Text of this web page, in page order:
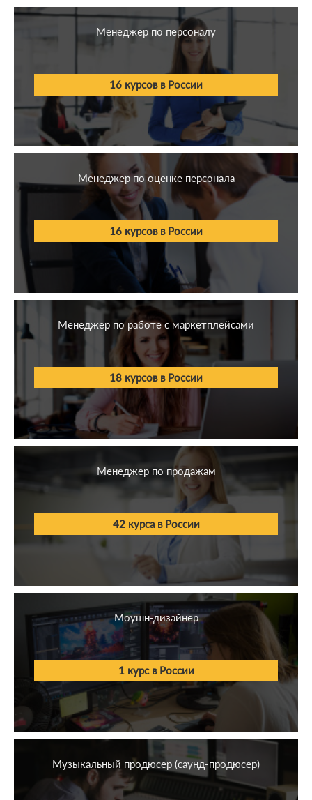
Менеджер по персоналу
16 курсов в России
Менеджер по оценке персонала
16 курсов в России
Менеджер по работе с маркетплейсами
18 курсов в России
Менеджер по продажам
42 курса в России
Моушн-дизайнер
1 курс в России
Музыкальный продюсер (саунд-продюсер)